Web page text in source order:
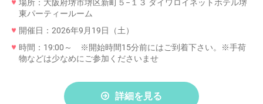
場所：大阪府堺市堺区新町５−１３ ダイワロイネットホテル堺
東パーティールーム
開催日：2026年9月19日（土）
時間：19:00～ ※開始時間15分前にはご到着下さい。※手荷
物などは少なめにご参加くださいませ
詳細を見る